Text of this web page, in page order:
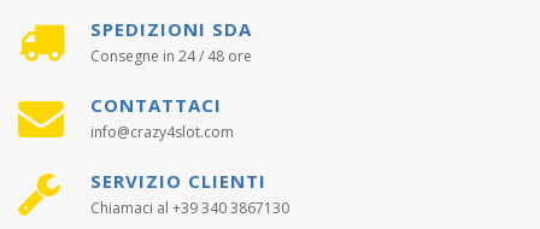
SPEDIZIONI SDA
Consegne in 24 / 48 ore
CONTATTACI
info@crazy4slot.com
SERVIZIO CLIENTI
Chiamaci al +39 340 3867130